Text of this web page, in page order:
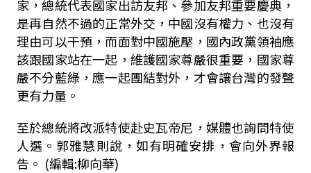
家，總統代表國家出訪友邦、參加友邦重要慶典，
是再自然不過的正常外交，中國沒有權力、也沒有
理由可以干預，而面對中國施壓，國內政黨領袖應
該跟國家站在一起，維護國家尊嚴很重要，國家尊
嚴不分藍綠，應一起團結對外，才會讓台灣的發聲
更有力量。
至於總統將改派特使赴史瓦帝尼，媒體也詢問特使
人選。郭雅慧則說，如有明確安排，會向外界報
告。 (編輯:柳向華)